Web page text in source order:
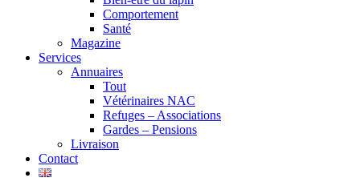
Comportement
Santé
Magazine
Services
Annuaires
Tout
Vétérinaires NAC
Refuges – Associations
Gardes – Pensions
Livraison
Contact